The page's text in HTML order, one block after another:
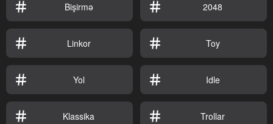
Bişirmə 2048
Linkor Toy
Yol Idle
Klassika Trollar